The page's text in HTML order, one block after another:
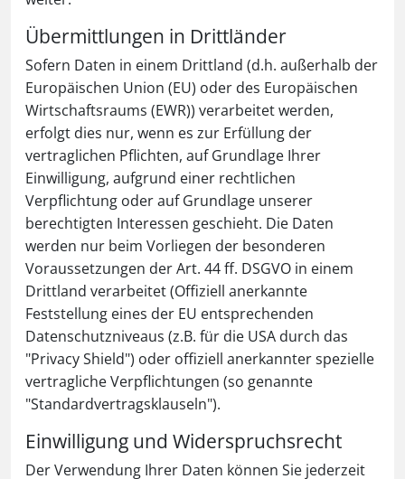
Übermittlungen in Drittländer
Sofern Daten in einem Drittland (d.h. außerhalb der
Europäischen Union (EU) oder des Europäischen
Wirtschaftsraums (EWR)) verarbeitet werden,
erfolgt dies nur, wenn es zur Erfüllung der
vertraglichen Pflichten, auf Grundlage Ihrer
Einwilligung, aufgrund einer rechtlichen
Verpflichtung oder auf Grundlage unserer
berechtigten Interessen geschieht. Die Daten
werden nur beim Vorliegen der besonderen
Voraussetzungen der Art. 44 ff. DSGVO in einem
Drittland verarbeitet (Offiziell anerkannte
Feststellung eines der EU entsprechenden
Datenschutzniveaus (z.B. für die USA durch das
"Privacy Shield") oder offiziell anerkannter spezielle
vertragliche Verpflichtungen (so genannte
"Standardvertragsklauseln").
Einwilligung und Widerspruchsrecht
Der Verwendung Ihrer Daten können Sie jederzeit